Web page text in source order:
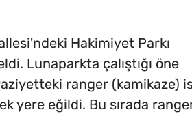
Hakimiyet Parkı
Lunaparkta çalıştığı öne
ranger (kamikaze)
yere eğildi. Bu sırada